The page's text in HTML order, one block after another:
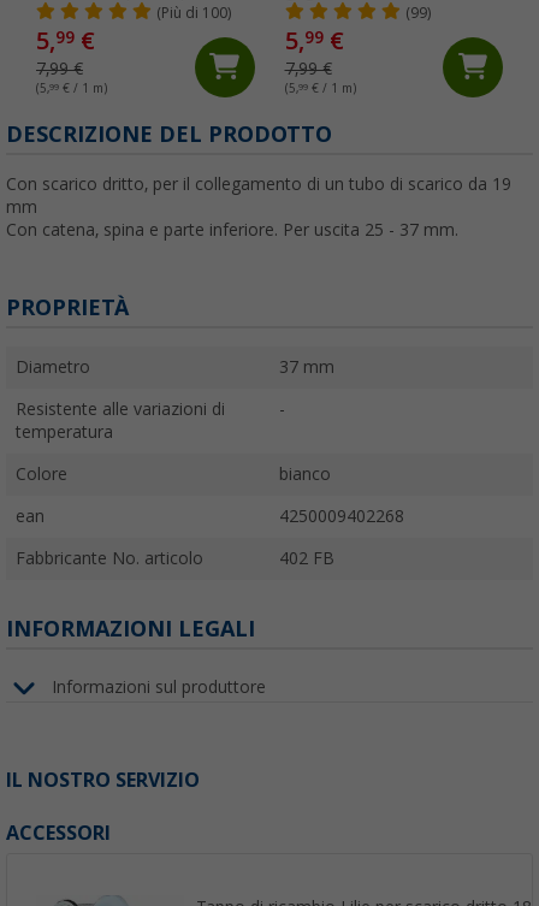
fredda 10 x 15 mm al
metro
(Più di 100)
5,99 €
7,99 €
(5,99 € / 1 m)
(99)
5,99€
7,99 €
(5,99€ / 1 m)
DESCRIZIONE DEL PRODOTTO
Con scarico dritto, per il collegamento di un tubo di scarico da 19
mm
Con catena, spina e parte inferiore. Per uscita 25 - 37 mm.
PROPRIETÀ
Diametro 37 mm
Resistente alle variazioni di
temperatura
-
Colore bianco
ean 4250009402268
Fabbricante No. articolo 402 FB
INFORMAZIONI LEGALI
Informazioni sul produttore
IL NOSTRO SERVIZIO
ACCESSORI